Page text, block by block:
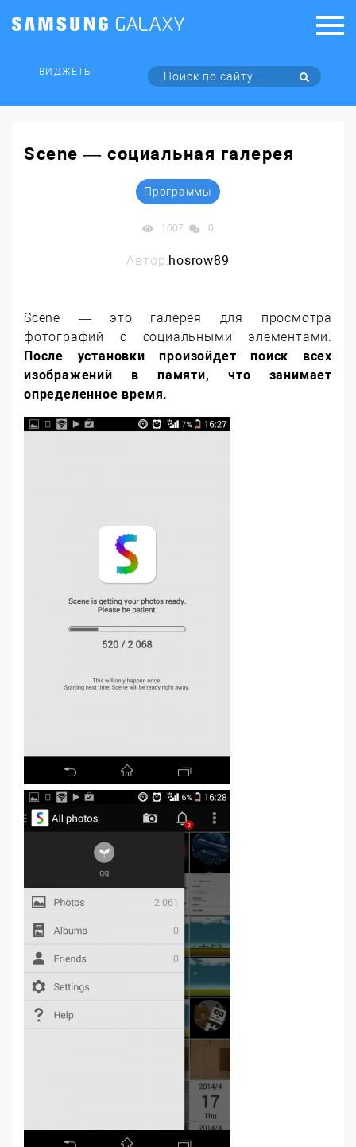
ВИДЖЕТЫ
Scene — социальная галерея
Программы
1607 0
Автор:hosrow89
Scene — это галерея для просмотра
фотографий с социальными элементами.
После установки произойдет поиск всех
изображений в памяти, что занимает
определенное время.